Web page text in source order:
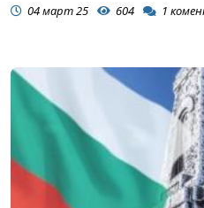
04 март 25 604 1